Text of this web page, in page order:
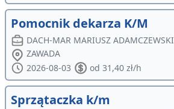
Pomocnik dekarza K/M
DACH-MAR MARIUSZ ADAMCZEWSKI
ZAWADA
2026-08-03
od 31,40 zł/h
Sprzątaczka k/m